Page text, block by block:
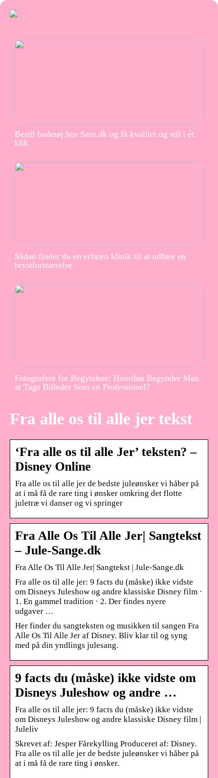
Bestil badetøj hos Sass.dk og få kvalitet og stil i ét
klik
Sådan finder du en erfaren klinik til at udføre en
brystforstørrelse
Fotografere for Begyndere: Hvordan Begynder Man
at Tage Billeder Som en Professionel?
Fra alle os til alle jer tekst
‘Fra alle os til alle Jer’ teksten? –
Disney Online
Fra alle os til alle jer de bedste juleønsker vi håber på
at i må få de rare ting i ønsker omkring det flotte
juletræ vi danser og vi springer
Fra Alle Os Til Alle Jer| Sangtekst
– Jule-Sange.dk
Fra Alle Os Til Alle Jer| Sangtekst | Jule-Sange.dk
Fra alle os til alle jer: 9 facts du (måske) ikke vidste
om Disneys Juleshow og andre klassiske Disney film ·
1. En gammel tradition · 2. Der findes nyere
udgaver …
Her finder du sangteksten og musikken til sangen Fra
Alle Os Til Alle Jer af Disney. Bliv klar til og syng
med på din yndlings julesang.
9 facts du (måske) ikke vidste om
Disneys Juleshow og andre …
Fra alle os til alle jer: 9 facts du (måske) ikke vidste
om Disneys Juleshow og andre klassiske Disney film |
Juleliv
Skrevet af: Jesper Fårekylling Produceret af: Disney.
Fra alle os til alle jer de bedste juleønsker vi håber på
at i må få de rare ting i ønsker.